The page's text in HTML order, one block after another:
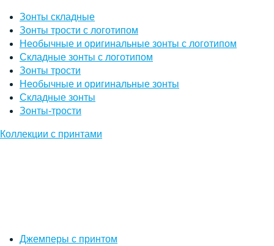
Зонты складные
Зонты трости с логотипом
Необычные и оригинальные зонты с логотипом
Складные зонты с логотипом
Зонты трости
Необычные и оригинальные зонты
Складные зонты
Зонты-трости
Коллекции с принтами
Джемперы с принтом